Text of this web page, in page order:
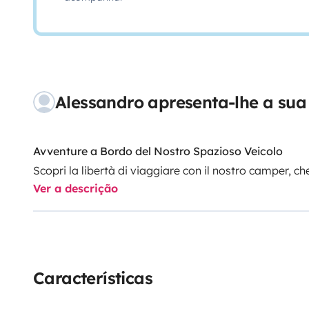
Alessandro apresenta-lhe a
Avventure a Bordo del Nostro Spazioso Veicolo
Scopri la libertà di viaggiare con il nostro camper,
generose (7,410 mt), si guida come una semplice
gruppi di amici, il nostro camper offre un mix ideale
-Bagno Separato dalla Doccia
Ver a descrição
Características